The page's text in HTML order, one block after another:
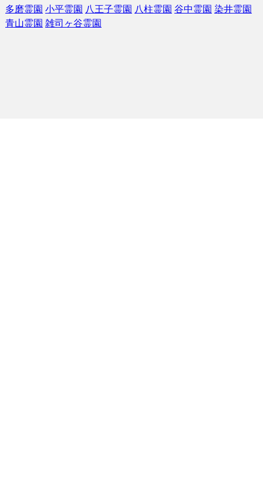
多磨霊園 小平霊園 八王子霊園 八柱霊園 谷中霊園 染井霊園
青山霊園 雑司ヶ谷霊園